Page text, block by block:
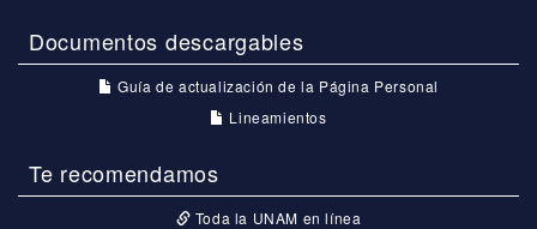
Documentos descargables
Guía de actualización de la Página Personal
Lineamientos
Te recomendamos
Toda la UNAM en línea